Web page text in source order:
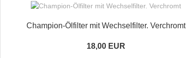
Champion-Ölfilter mit Wechselfilter. Verchromt
18,00 EUR